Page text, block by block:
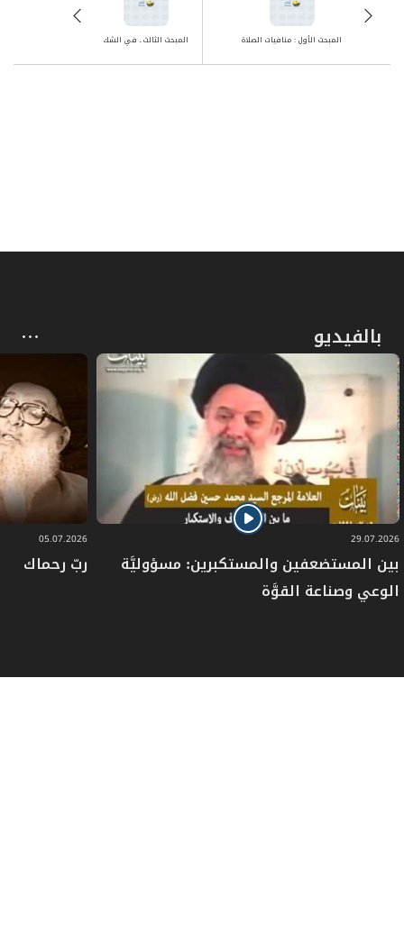
المبحث الثالث ـ في الشك المبحث الأول : منافيات الصلاة
بالفيديو
29.07.2026
بين المستضعفين والمستكبرين: مسؤوليَّة
الوعي وصناعة القوَّة
05.07.2026
ربّ رحماك